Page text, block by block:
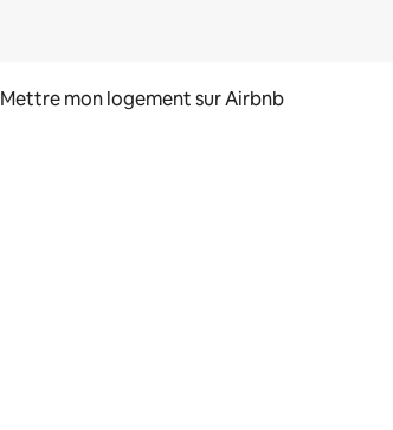
Mettre mon logement sur Airbnb